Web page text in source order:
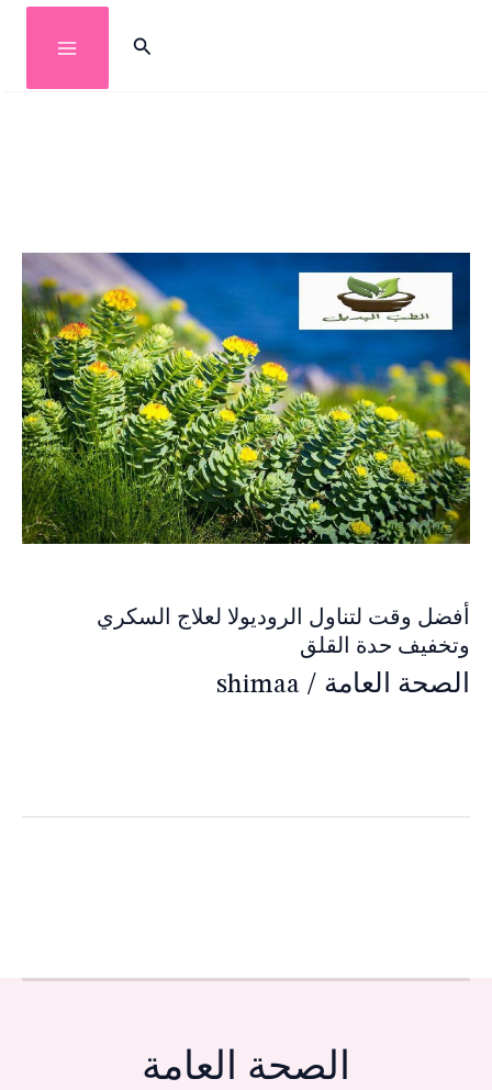
البحث
أفضل وقت لتناول الروديولا لعلاج السكري
وتخفيف حدة القلق
الصحة العامة /
shimaa
الصحة العامة